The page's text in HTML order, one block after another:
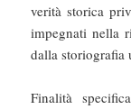
verità storica
impegnati nella
dalla storiografia
Finalità